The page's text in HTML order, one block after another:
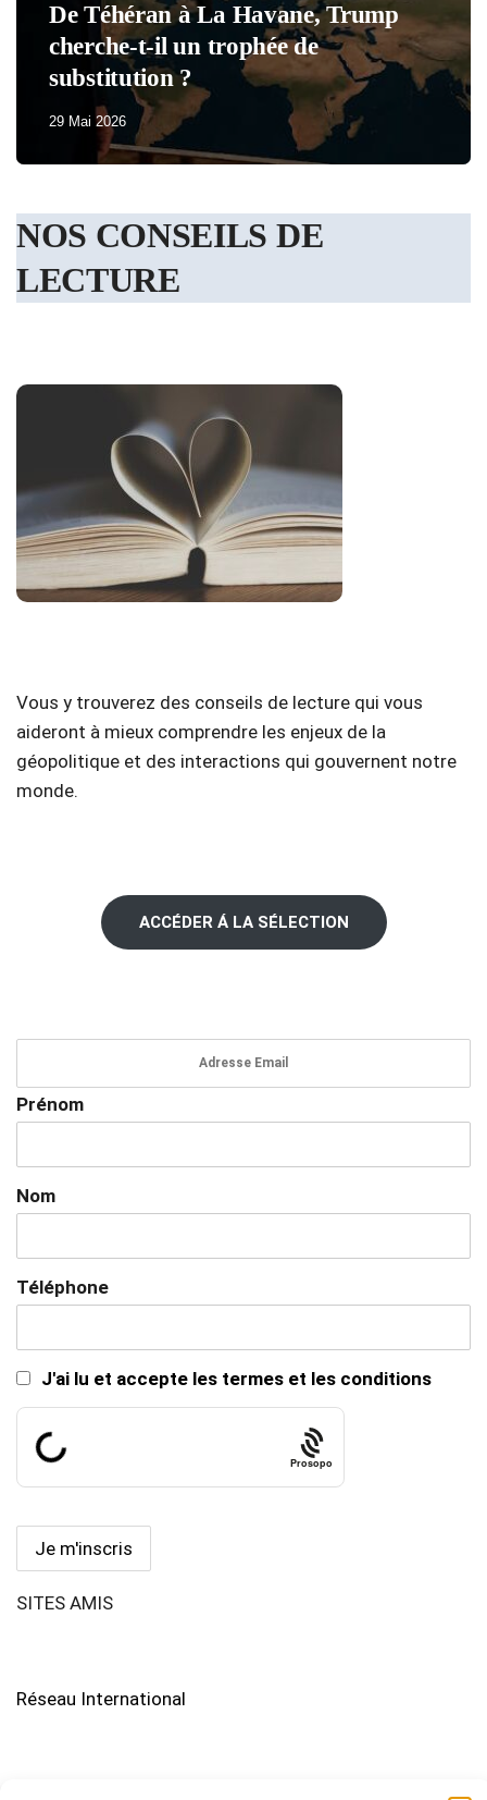
De Téhéran à La Havane, Trump
cherche-t-il un trophée de
substitution ?
29 Mai 2026
NOS CONSEILS DE
LECTURE
Vous y trouverez des conseils de lecture qui vous
aideront à mieux comprendre les enjeux de la
géopolitique et des interactions qui gouvernent notre
monde.
ACCÉDER Á LA SÉLECTION
Prénom
Nom
Téléphone
J'ai lu et accepte les termes et les conditions
Prosopo
SITES AMIS
Réseau International